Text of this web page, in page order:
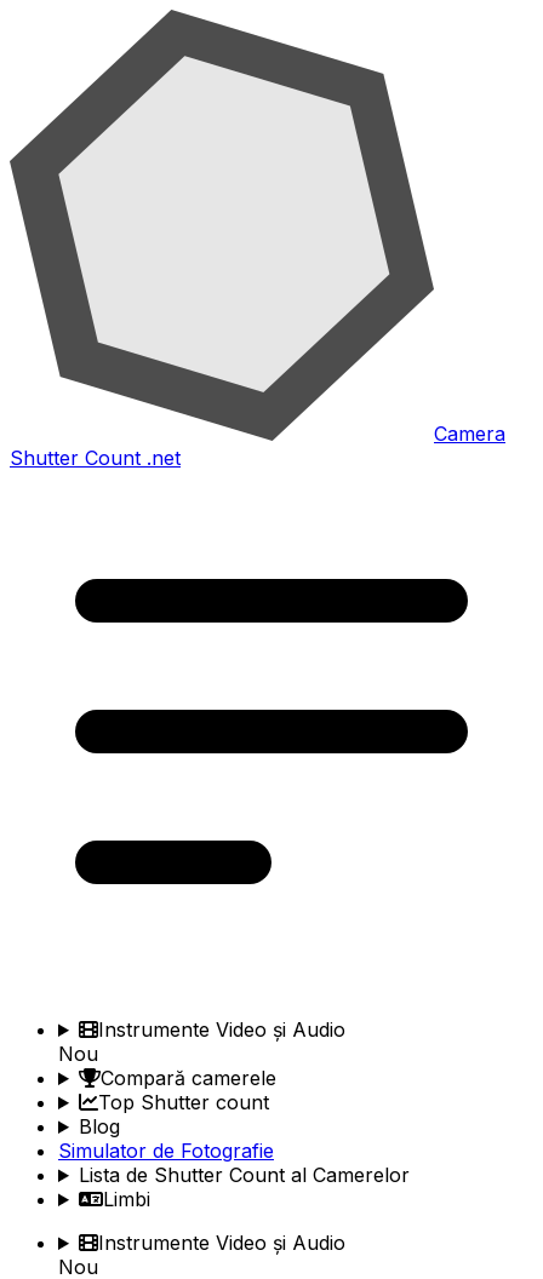
Camera
Shutter Count .net
Instrumente Video și Audio
Nou
Compară camerele
Top Shutter count
Blog
Simulator de Fotografie
Lista de Shutter Count al Camerelor
Limbi
Instrumente Video și Audio
Nou